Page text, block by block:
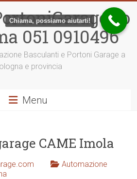
051 0910496
Basculanti e Portoni Garage a
e provincia
Menu
CAME Imola
Automazione
Chiama, possiamo aiutarti!